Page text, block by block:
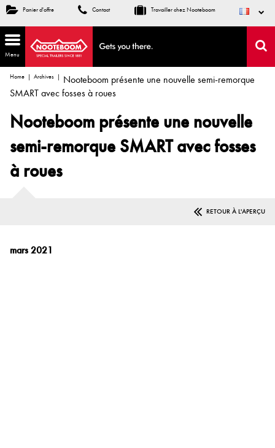
Panier d'offre Contact Travailler chez Nooteboom
Menu
Home Archives
Nooteboom présente une nouvelle semi-remorque
SMART avec fosses à roues
Nooteboom présente une nouvelle
semi-remorque SMART avec fosses
à roues
RETOUR À L'APERÇU
mars 2021